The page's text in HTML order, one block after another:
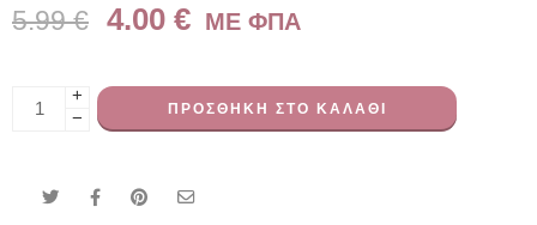
5.99€ 4.00 € ME ΦΠΑ
+
−
ΠΡΟΣΘΉΚΗ ΣΤΟ ΚΑΛΆΘΙ